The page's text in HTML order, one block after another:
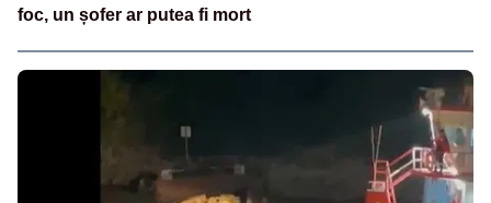
foc, un șofer ar putea fi mort